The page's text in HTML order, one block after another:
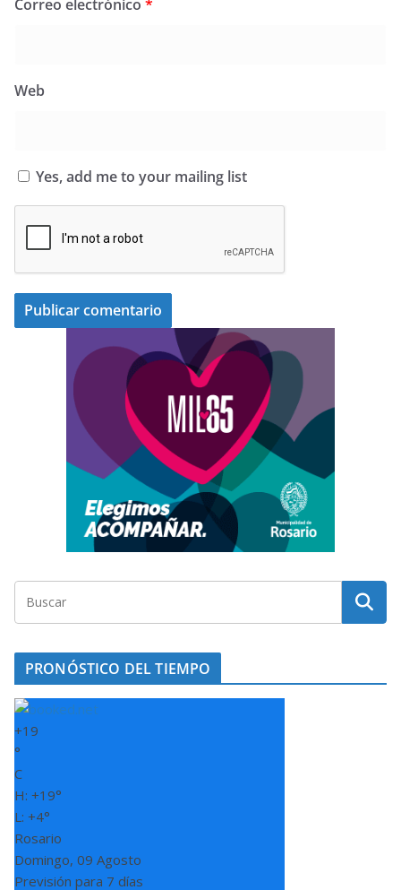
Correo electrónico *
Web
Yes, add me to your mailing list
PRONÓSTICO DEL TIEMPO
+19
°
C
H: +19°
L: +4°
Rosario
Domingo, 09 Agosto
Previsión para 7 días